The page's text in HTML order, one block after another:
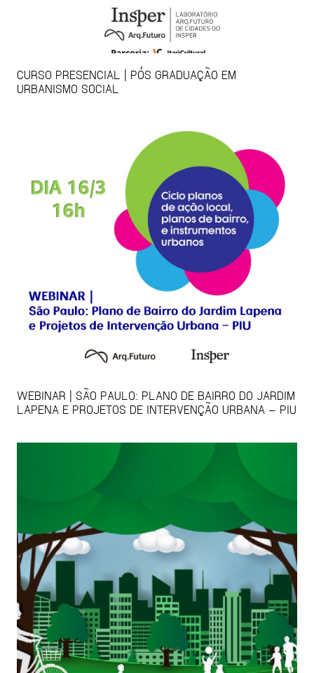
CURSO PRESENCIAL | PÓS GRADUAÇÃO EM
URBANISMO SOCIAL
WEBINAR | SÃO PAULO: PLANO DE BAIRRO DO JARDIM
LAPENA E PROJETOS DE INTERVENÇÃO URBANA – PIU